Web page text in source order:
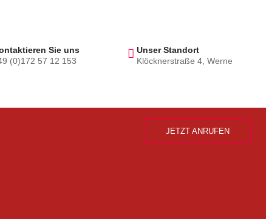
Sie uns
(0)172 57 12 153
Unser Standort
Klöcknerstraße 4, Werne
JETZT ANRUFEN